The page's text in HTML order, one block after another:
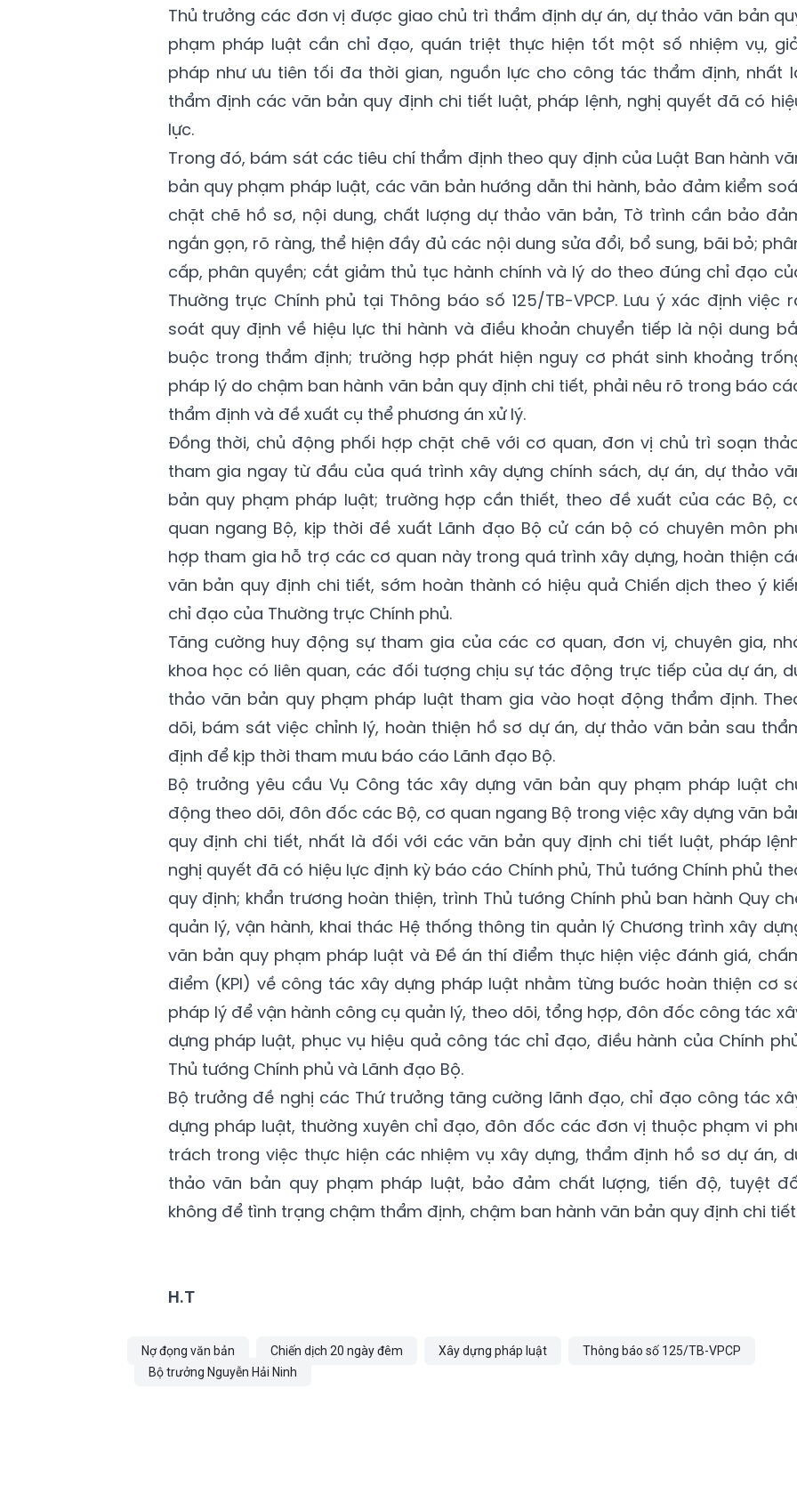
Thủ trưởng các đơn vị được giao chủ trì thẩm định dự án, dự thảo văn bản
phạm pháp luật cần chỉ đạo, quán triệt thực hiện tốt một số nhiệm vụ,
pháp như ưu tiên tối đa thời gian, nguồn lực cho công tác thẩm định, nhất
thẩm định các văn bản quy định chi tiết luật, pháp lệnh, nghị quyết đã có
lực.
Trong đó, bám sát các tiêu chí thẩm định theo quy định của Luật Ban hành
bản quy phạm pháp luật, các văn bản hướng dẫn thi hành, bảo đảm kiểm
chặt chẽ hồ sơ, nội dung, chất lượng dự thảo văn bản, Tờ trình cần bảo
ngắn gọn, rõ ràng, thể hiện đầy đủ các nội dung sửa đổi, bổ sung, bãi bỏ;
cấp, phân quyền; cắt giảm thủ tục hành chính và lý do theo đúng chỉ đạo
Thường trực Chính phủ tại Thông báo số 125/TB-VPCP. Lưu ý xác định việc
soát quy định về hiệu lực thi hành và điều khoản chuyển tiếp là nội dung
buộc trong thẩm định; trường hợp phát hiện nguy cơ phát sinh khoảng
pháp lý do chậm ban hành văn bản quy định chi tiết, phải nêu rõ trong báo
thẩm định và đề xuất cụ thể phương án xử lý.
Đồng thời, chủ động phối hợp chặt chẽ với cơ quan, đơn vị chủ trì soạn
tham gia ngay từ đầu của quá trình xây dựng chính sách, dự án, dự thảo
bản quy phạm pháp luật; trường hợp cần thiết, theo đề xuất của các Bộ,
quan ngang Bộ, kịp thời đề xuất Lãnh đạo Bộ cử cán bộ có chuyên môn
hợp tham gia hỗ trợ các cơ quan này trong quá trình xây dựng, hoàn thiện
văn bản quy định chi tiết, sớm hoàn thành có hiệu quả Chiến dịch theo ý
chỉ đạo của Thường trực Chính phủ.
Tăng cường huy động sự tham gia của các cơ quan, đơn vị, chuyên gia,
khoa học có liên quan, các đối tượng chịu sự tác động trực tiếp của dự án,
thảo văn bản quy phạm pháp luật tham gia vào hoạt động thẩm định.
dõi, bám sát việc chỉnh lý, hoàn thiện hồ sơ dự án, dự thảo văn bản sau
định để kịp thời tham mưu báo cáo Lãnh đạo Bộ.
Bộ trưởng yêu cầu Vụ Công tác xây dựng văn bản quy phạm pháp luật
động theo dõi, đôn đốc các Bộ, cơ quan ngang Bộ trong việc xây dựng văn
quy định chi tiết, nhất là đối với các văn bản quy định chi tiết luật, pháp
nghị quyết đã có hiệu lực định kỳ báo cáo Chính phủ, Thủ tướng Chính phủ
quy định; khẩn trương hoàn thiện, trình Thủ tướng Chính phủ ban hành Quy
quản lý, vận hành, khai thác Hệ thống thông tin quản lý Chương trình xây
văn bản quy phạm pháp luật và Đề án thí điểm thực hiện việc đánh giá,
điểm (KPI) về công tác xây dựng pháp luật nhằm từng bước hoàn thiện cơ
pháp lý để vận hành công cụ quản lý, theo dõi, tổng hợp, đôn đốc công tác
dựng pháp luật, phục vụ hiệu quả công tác chỉ đạo, điều hành của Chính
Thủ tướng Chính phủ và Lãnh đạo Bộ.
Bộ trưởng đề nghị các Thứ trưởng tăng cường lãnh đạo, chỉ đạo công tác
dựng pháp luật, thường xuyên chỉ đạo, đôn đốc các đơn vị thuộc phạm vi
trách trong việc thực hiện các nhiệm vụ xây dựng, thẩm định hồ sơ dự án,
thảo văn bản quy phạm pháp luật, bảo đảm chất lượng, tiến độ, tuyệt
không để tình trạng chậm thẩm định, chậm ban hành văn bản quy định chi
H.T
Nợ đọng văn bản Chiến dịch 20 ngày đêm Xây dựng pháp luật
Thông báo số 125/TB-VPCP
Bộ trưởng Nguyễn Hải Ninh